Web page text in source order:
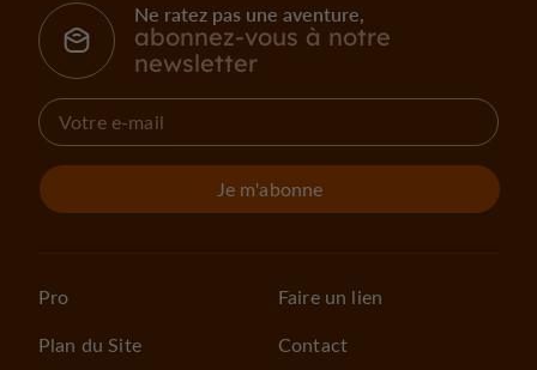
Ne ratez pas une aventure,
abonnez-vous à notre
newsletter
Je m'abonne
Pro
Plan du Site
Faire un lien
Contact